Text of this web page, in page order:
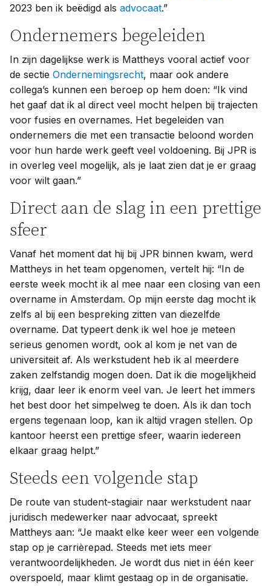
2023 ben ik beëdigd als advocaat.”
Ondernemers begeleiden
In zijn dagelijkse werk is Mattheys vooral actief voor
de sectie Ondernemingsrecht, maar ook andere
collega’s kunnen een beroep op hem doen: “Ik vind
het gaaf dat ik al direct veel mocht helpen bij trajecten
voor fusies en overnames. Het begeleiden van
ondernemers die met een transactie beloond worden
voor hun harde werk geeft veel voldoening. Bij JPR is
in overleg veel mogelijk, als je laat zien dat je er graag
voor wilt gaan.”
Direct aan de slag in een prettige
sfeer
Vanaf het moment dat hij bij JPR binnen kwam, werd
Mattheys in het team opgenomen, vertelt hij: “In de
eerste week mocht ik al mee naar een closing van een
overname in Amsterdam. Op mijn eerste dag mocht ik
zelfs al bij een bespreking zitten van diezelfde
overname. Dat typeert denk ik wel hoe je meteen
serieus genomen wordt, ook al kom je net van de
universiteit af. Als werkstudent heb ik al meerdere
zaken zelfstandig mogen doen. Dat ik die mogelijkheid
krijg, daar leer ik enorm veel van. Je leert het immers
het best door het simpelweg te doen. Als ik dan toch
ergens tegenaan loop, kan ik altijd vragen stellen. Op
kantoor heerst een prettige sfeer, waarin iedereen
elkaar graag helpt.”
Steeds een volgende stap
De route van student-stagiair naar werkstudent naar
juridisch medewerker naar advocaat, spreekt
Mattheys aan: “Je maakt elke keer weer een volgende
stap op je carrièrepad. Steeds met iets meer
verantwoordelijkheden. Je wordt dus niet in één keer
overspoeld, maar klimt gestaag op in de organisatie.